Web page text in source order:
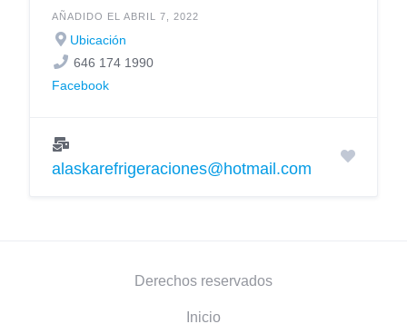
AÑADIDO EL ABRIL 7, 2022
Ubicación
646 174 1990
Facebook
alaskarefrigeraciones@hotmail.com
Derechos reservados
Inicio